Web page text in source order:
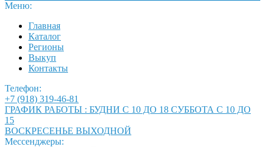
Меню:
Главная
Каталог
Регионы
Выкуп
Контакты
Телефон:
+7 (918) 319-46-81
ГРАФИК РАБОТЫ : БУДНИ С 10 ДО 18 СУББОТА С 10 ДО
15
ВОСКРЕСЕНЬЕ ВЫХОДНОЙ
Мессенджеры: